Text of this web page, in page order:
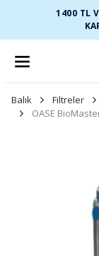
1400 TL
Balık Filtreler
OASE